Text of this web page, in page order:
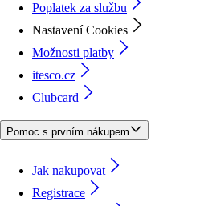
Poplatek za službu
Nastavení Cookies
Možnosti platby
itesco.cz
Clubcard
Pomoc s prvním nákupem
Jak nakupovat
Registrace